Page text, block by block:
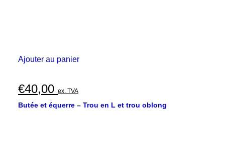
Ajouter au panier
€40,00 ex. TVA
Butée et équerre – Trou en L et trou oblong